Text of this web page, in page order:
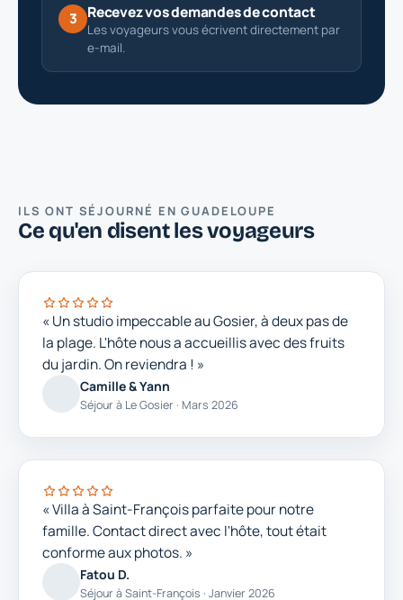
3 Recevez vos demandes de contact
Les voyageurs vous écrivent directement par
e-mail.
ILS ONT SÉJOURNÉ EN GUADELOUPE
Ce qu'en disent les voyageurs
« Un studio impeccable au Gosier, à deux pas de
la plage. L'hôte nous a accueillis avec des fruits
du jardin. On reviendra ! »
Camille & Yann
Séjour à Le Gosier · Mars 2026
« Villa à Saint-François parfaite pour notre
famille. Contact direct avec l'hôte, tout était
conforme aux photos. »
Fatou D.
Séjour à Saint-François · Janvier 2026